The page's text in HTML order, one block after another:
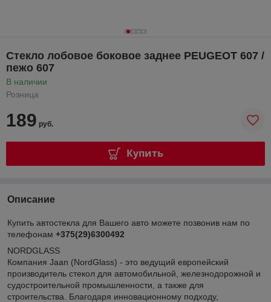
Стекло лобовое боковое заднее PEUGEOT 607 /
пежо 607
В наличии
Розница
189 руб.
Купить
Описание
Купить автостекла для Вашего авто можете позвонив нам по
телефонам +375(29)6300492
NORDGLASS
Компания Jaan (NordGlass) - это ведущий европейский
производитель стекол для автомобильной, железнодорожной и
судостроительной промышленности, а также для
строительства. Благодаря инновационному подходу,